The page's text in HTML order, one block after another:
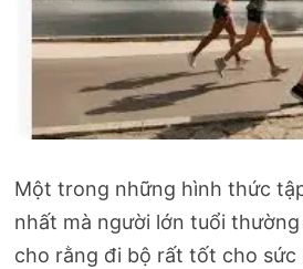
Một trong những hình thức
nhất mà người lớn tuổi
cho rằng đi bộ rất tốt cho sức